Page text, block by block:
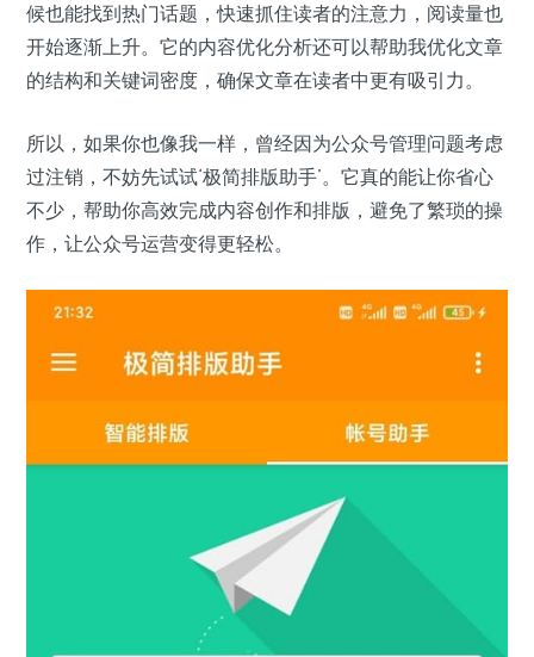
候也能找到热门话题，快速抓住读者的注意力，阅读量也
开始逐渐上升。它的内容优化分析还可以帮助我优化文章
的结构和关键词密度，确保文章在读者中更有吸引力。
所以，如果你也像我一样，曾经因为公众号管理问题考虑
过注销，不妨先试试‘极简排版助手’。它真的能让你省心
不少，帮助你高效完成内容创作和排版，避免了繁琐的操
作，让公众号运营变得更轻松。